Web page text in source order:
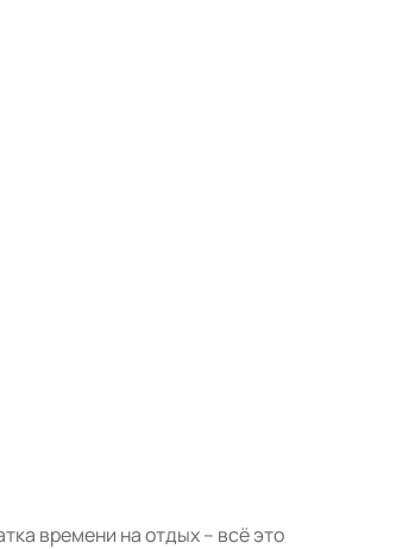
времени на отдых – всё это